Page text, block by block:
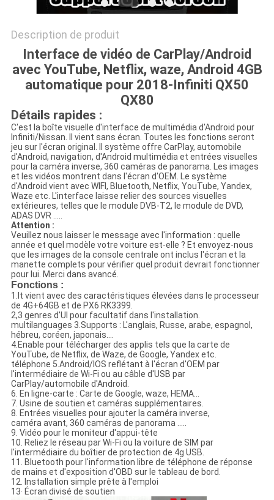
Description de produit
Interface de vidéo de CarPlay/Android
avec YouTube, Netflix, waze, Android 4GB
automatique pour 2018-Infiniti QX50
QX80
Détails rapides :
C'est la boîte visuelle d'interface de multimédia d'Android pour
Infiniti/Nissan. Il vient sans écran. Toutes les fonctions seront
jeu sur l'écran original. Il système offre CarPlay, automobile
d'Android, navigation, d'Android multimédia et entrées visuelles
pour la caméra inverse, 360 caméras de panorama. Les images
et les vidéos montrent dans l'écran d'OEM. Le système
d'Android vient avec WIFI, Bluetooth, Netflix, YouTube, Yandex,
Waze etc. L'interface laisse relier des sources visuelles
extérieures, telles que le module DVB-T2, le module de DVD,
ADAS DVR .....
Attention :
Veuillez nous laisser le message avec l'information : quelle
année et quel modèle votre voiture est-elle ? Et envoyez-nous
que les images de la console centrale ont inclus l'écran et la
manette complets pour vérifier quel produit devrait fonctionner
pour lui. Merci dans avancé.
Fonctions :
1.It vient avec des caractéristiques élevées dans le processeur
de 4G+64GB et de PX6 RK3399.
2,3 genres d'UI pour facultatif dans l'installation.
multilanguages 3.Supports : L'anglais, Russe, arabe, espagnol,
hébreu, coréen, japonais….
4.Enable pour télécharger des applis tels que la carte de
YouTube, de Netflix, de Waze, de Google, Yandex etc.
téléphone 5.Android/IOS reflétant à l'écran d'OEM par
l'intermédiaire de Wi-Fi ou au câble d'USB par
CarPlay/automobile d'Android.
6. En ligne-carte : Carte de Google, waze, HEMA…
7. Usine de soutien et caméras supplémentaires.
8. Entrées visuelles pour ajouter la caméra inverse,
caméra avant, 360 caméras de panorama .....
9. Vidéo pour le moniteur d'appui-tête
10. Reliez le réseau par Wi-Fi ou la voiture de SIM par
l'intermédiaire du boîtier de protection de 4g USB.
11. Bluetooth pour l'information libre de téléphone de réponse
de mains et d'exposition d'OBD sur le tableau de bord.
12. Installation simple prête à l'emploi
13· Écran divisé de soutien